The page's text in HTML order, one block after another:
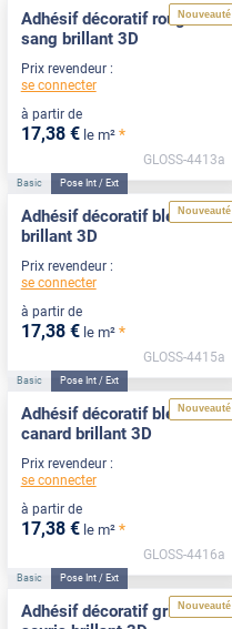
Nouveauté
Adhésif décoratif rouge
sang brillant 3D
Prix revendeur :
se connecter
à partir de
17,38 € le m² *
GLOSS-4413a
Nouveauté
Basic Pose Int / Ext
Adhésif décoratif bleu roi
brillant 3D
Prix revendeur :
se connecter
à partir de
17,38 € le m² *
GLOSS-4415a
Nouveauté
Basic Pose Int / Ext
Adhésif décoratif bleu
canard brillant 3D
Prix revendeur :
se connecter
à partir de
17,38 € le m² *
GLOSS-4416a
Nouveauté
Basic Pose Int / Ext
Adhésif décoratif gris